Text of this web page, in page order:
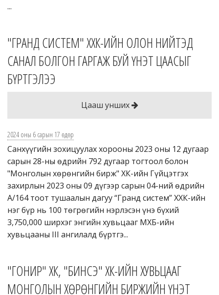
...
"ГРАНД СИСТЕМ" ХХК-ИЙН ОЛОН НИЙТЭД
САНАЛ БОЛГОН ГАРГАЖ БУЙ ҮНЭТ ЦААСЫГ
БҮРТГЭЛЭЭ
Цааш унших
2024 оны 6 сарын 17 өдөр
Санхүүгийн зохицуулах хорооны 2023 оны 12 дугаар
сарын 28-ны өдрийн 792 дугаар тогтоол болон
"Монголын хөрөнгийн бирж" ХК-ийн Гүйцэтгэх
захирлын 2023 оны 09 дүгээр сарын 04-ний өдрийн
А/164 тоот тушаалын дагуу “Гранд систем” ХХК-ийн
нэг бүр нь 100 төгрөгийн нэрлэсэн үнэ бүхий
3,750,000 ширхэг энгийн хувьцааг МХБ-ийн
хувьцааны III ангилалд бүртгэ...
"ГОНИР" ХК, "БИНСЭ" ХК-ИЙН ХУВЬЦААГ
МОНГОЛЫН ХӨРӨНГИЙН БИРЖИЙН ҮНЭТ